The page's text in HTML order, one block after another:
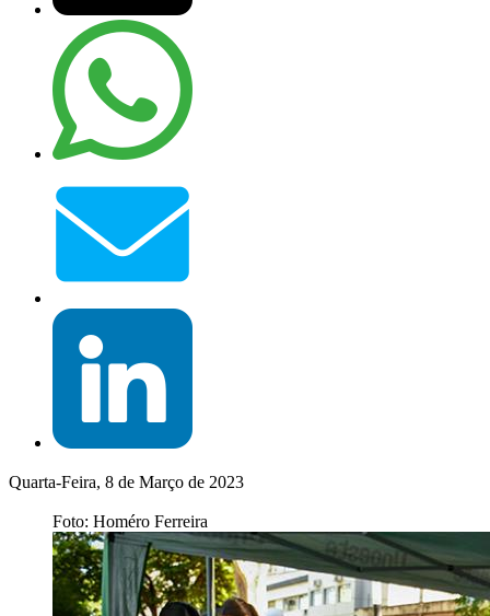
Quarta-Feira, 8 de Março de 2023
Foto: Homéro Ferreira